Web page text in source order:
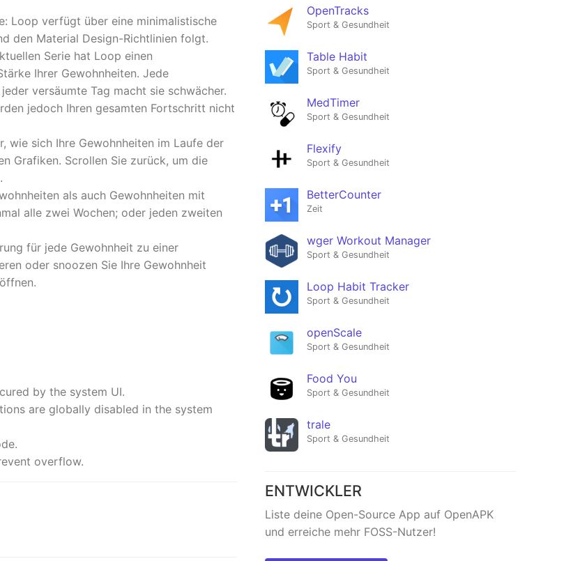
Loop verfügt über eine minimalistische
den Material Design-Richtlinien folgt.
Serie hat Loop einen
Ihrer Gewohnheiten. Jede
versäumte Tag macht sie schwächer.
jedoch Ihren gesamten Fortschritt nicht
wie sich Ihre Gewohnheiten im Laufe der
Grafiken. Scrollen Sie zurück, um die
als auch Gewohnheiten mit
alle zwei Wochen; oder jeden zweiten
für jede Gewohnheit zu einer
oder snoozen Sie Ihre Gewohnheit
by the system UI.
are globally disabled in the system
overflow.
OpenTracks
Sport & Gesundheit
Table Habit
Sport & Gesundheit
MedTimer
Sport & Gesundheit
Flexify
Sport & Gesundheit
BetterCounter
Zeit
wger Workout Manager
Sport & Gesundheit
Loop Habit Tracker
Sport & Gesundheit
openScale
Sport & Gesundheit
Food You
Sport & Gesundheit
trale
Sport & Gesundheit
ENTWICKLER
Liste deine Open-Source App auf OpenAPK
und erreiche mehr FOSS-Nutzer!